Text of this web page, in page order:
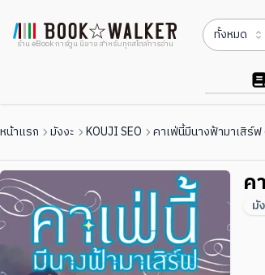
ร้าน eBook การ์ตูน นิยาย สำหรับทุกสไตล์การอ่าน
ทั้งหมด
หน้าแรก มังงะ KOUJI SEO คาเฟ่นี้มีนางฟ้ามาเสิร์
ค
มั